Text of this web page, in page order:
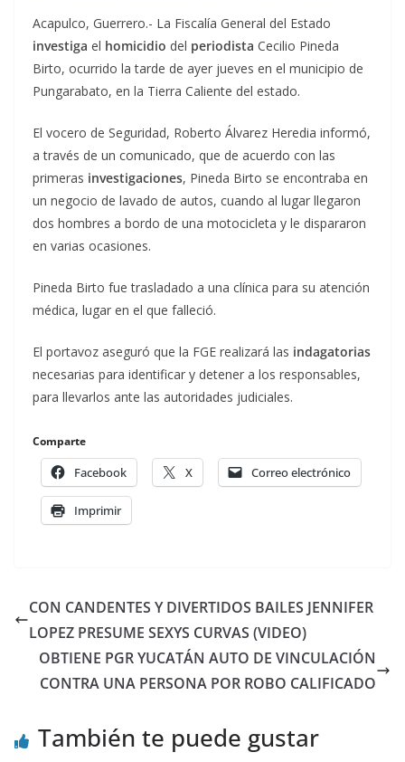
Acapulco, Guerrero.- La Fiscalía General del Estado
investiga el homicidio del periodista Cecilio Pineda
Birto, ocurrido la tarde de ayer jueves en el municipio de
Pungarabato, en la Tierra Caliente del estado.
El vocero de Seguridad, Roberto Álvarez Heredia informó,
a través de un comunicado, que de acuerdo con las
primeras investigaciones, Pineda Birto se encontraba en
un negocio de lavado de autos, cuando al lugar llegaron
dos hombres a bordo de una motocicleta y le dispararon
en varias ocasiones.
Pineda Birto fue trasladado a una clínica para su atención
médica, lugar en el que falleció.
El portavoz aseguró que la FGE realizará las indagatorias
necesarias para identificar y detener a los responsables,
para llevarlos ante las autoridades judiciales.
Comparte
Facebook X Correo electrónico
Imprimir
CON CANDENTES Y DIVERTIDOS BAILES JENNIFER
LOPEZ PRESUME SEXYS CURVAS (VIDEO)
OBTIENE PGR YUCATÁN AUTO DE VINCULACIÓN
CONTRA UNA PERSONA POR ROBO CALIFICADO
También te puede gustar